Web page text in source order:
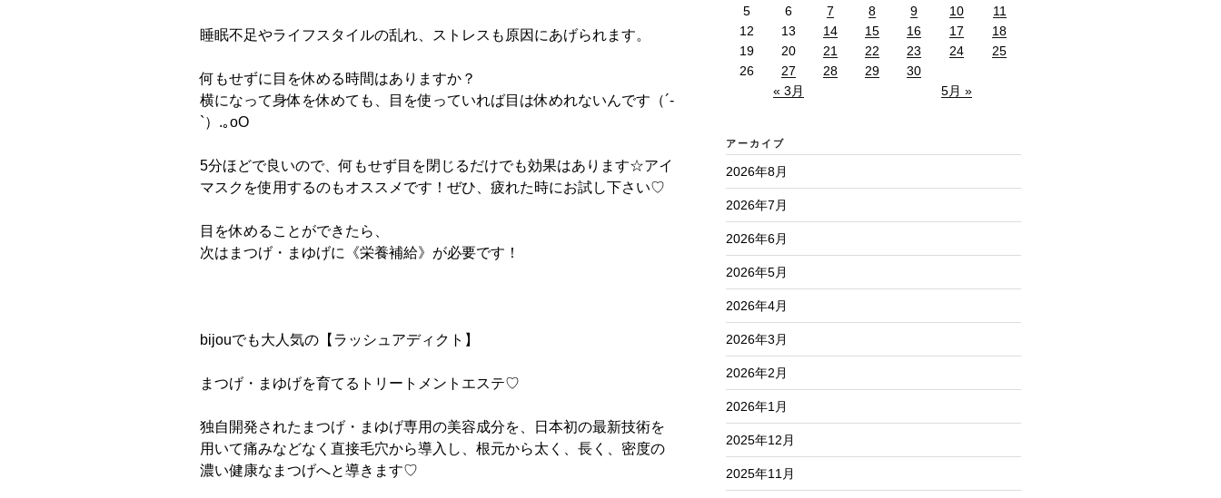
睡眠不足やライフスタイルの乱れ、ストレスも原因にあげられます。
何もせずに目を休める時間はありますか？
横になって身体を休めても、目を使っていれば目は休めれないんです（´-
`） .｡oO
5分ほどで良いので、何もせず目を閉じるだけでも効果はあります☆アイ
マスクを使用するのもオススメです！ぜひ、疲れた時にお試し下さい♡
目を休めることができたら、
次はまつげ・まゆげに《栄養補給》が必要です！
bijouでも大人気の【ラッシュアディクト】
まつげ・まゆげを育てるトリートメントエステ♡
独自開発されたまつげ・まゆげ専用の美容成分を、日本初の最新技術を
用いて痛みなどなく直接毛穴から導入し、根元から太く、長く、密度の
濃い健康なまつげへと導きます♡
« 3月 5月 »
5
6 7 8 9 10
11
12
13 14 15 16 17
18
19
20 21 22 23 24
25
26
27 28 29 30
アーカイブ
2026年8月
2026年7月
2026年6月
2026年5月
2026年4月
2026年3月
2026年2月
2026年1月
2025年12月
2025年11月